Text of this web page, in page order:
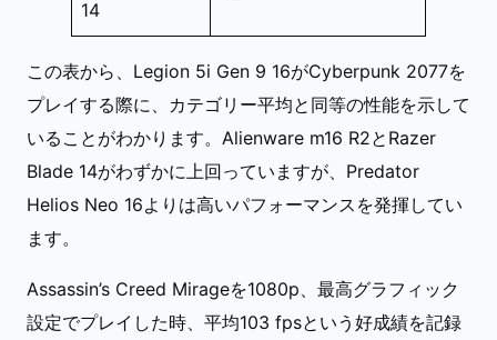
14
この表から、Legion 5i Gen 9 16がCyberpunk 2077を
プレイする際に、カテゴリー平均と同等の性能を示して
いることがわかります。Alienware m16 R2とRazer
Blade 14がわずかに上回っていますが、Predator
Helios Neo 16よりは高いパフォーマンスを発揮してい
ます。
Assassin’s Creed Mirageを1080p、最高グラフィック
設定でプレイした時、平均103 fpsという好成績を記録